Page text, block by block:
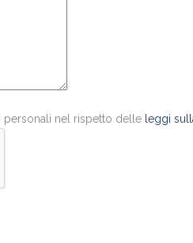
personali nel rispetto delle leggi